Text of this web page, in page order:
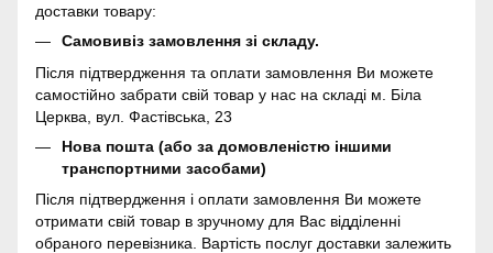
доставки товару:
Самовивіз замовлення зі складу.
Після підтвердження та оплати замовлення Ви можете
самостійно забрати свій товар у нас на складі м. Біла
Церква, вул. Фастівська, 23
Нова пошта (або за домовленістю іншими
транспортними засобами)
Після підтвердження і оплати замовлення Ви можете
отримати свій товар в зручному для Вас відділенні
обраного перевізника. Вартість послуг доставки залежить